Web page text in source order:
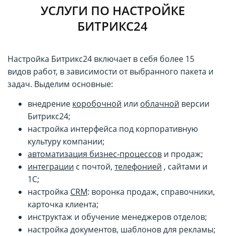
УСЛУГИ ПО НАСТРОЙКЕ
БИТРИКС24
Настройка Битрикс24 включает в себя более 15
видов работ, в зависимости от выбранного пакета и
задач. Выделим основные:
внедрение коробочной или облачной версии
Битрикс24;
настройка интерфейса под корпоративную
культуру компании;
автоматизация бизнес-процессов и продаж;
интеграции с почтой, телефонией , сайтами и
1С;
настройка CRM: воронка продаж, справочники,
карточка клиента;
инструктаж и обучение менеджеров отделов;
настройка документов, шаблонов для рекламы;